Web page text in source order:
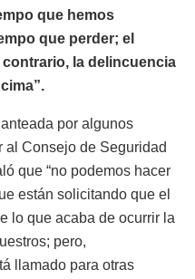
que hemos
que perder; el
la delincuencia
por algunos
al Consejo de Seguridad
que “no podemos hacer
están solicitando que el
lo que acaba de ocurrir la
pero,
llamado para otras